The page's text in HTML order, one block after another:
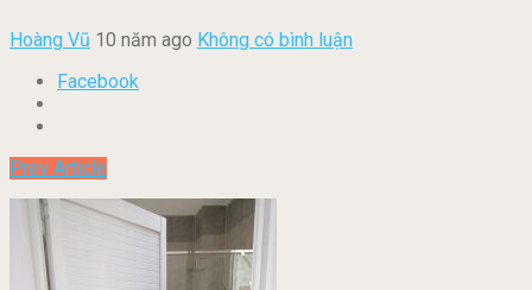
Hoàng Vũ 10 năm ago Không có bình luận
Facebook
Prev Article